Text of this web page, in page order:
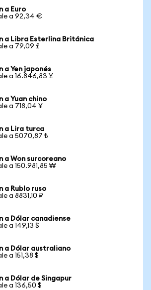
a Euro
a 92,34 €
a Libra Esterlina Británica
a 79,09 £
a Yen japonés
a 16.846,83 ¥
a Yuan chino
a 718,04 ¥
a Lira turca
a 5070,87 ₺
a Won surcoreano
a 150.981,85 ₩
a Rublo ruso
a 8831,10 ₽
a Dólar canadiense
a 149,13 $
a Dólar australiano
a 151,38 $
a Dólar de Singapur
a 136,50 $